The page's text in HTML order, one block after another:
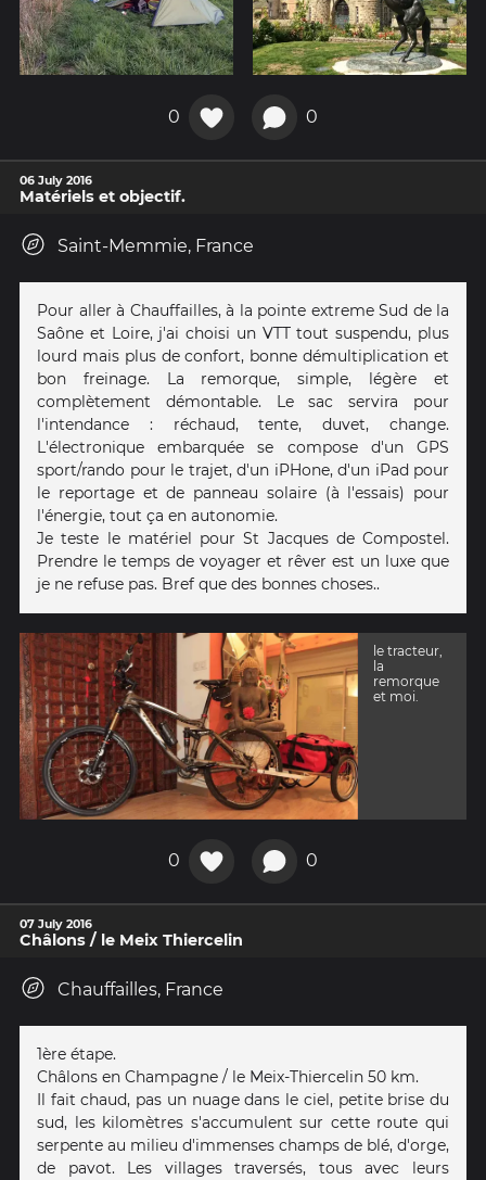
0 0
06 July 2016
Matériels et objectif.
Saint-Memmie, France
Pour aller à Chauffailles, à la pointe extreme Sud de la
Saône et Loire, j'ai choisi un VTT tout suspendu, plus
lourd mais plus de confort, bonne démultiplication et
bon freinage. La remorque, simple, légère et
complètement démontable. Le sac servira pour
l'intendance : réchaud, tente, duvet, change.
L'électronique embarquée se compose d'un GPS
sport/rando pour le trajet, d'un iPHone, d'un iPad pour
le reportage et de panneau solaire (à l'essais) pour
l'énergie, tout ça en autonomie.
Je teste le matériel pour St Jacques de Compostel.
Prendre le temps de voyager et rêver est un luxe que
je ne refuse pas. Bref que des bonnes choses..
le tracteur,
la
remorque
et moi.
0 0
07 July 2016
Châlons / le Meix Thiercelin
Chauffailles, France
1ère étape.
Châlons en Champagne / le Meix-Thiercelin 50 km.
Il fait chaud, pas un nuage dans le ciel, petite brise du
sud, les kilomètres s'accumulent sur cette route qui
serpente au milieu d'immenses champs de blé, d'orge,
de pavot. Les villages traversés, tous avec leurs